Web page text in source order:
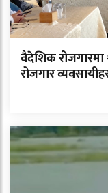
वैदेशिक रोजगारमा
रोजगार